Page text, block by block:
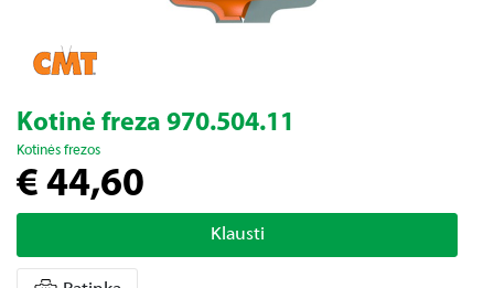
Kotinė freza 970.504.11
Kotinės frezos
€ 44,60
Klausti